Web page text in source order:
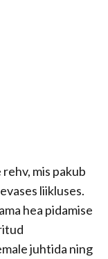
mis pakub
liikluses.
hea pidamise
juhtida ning